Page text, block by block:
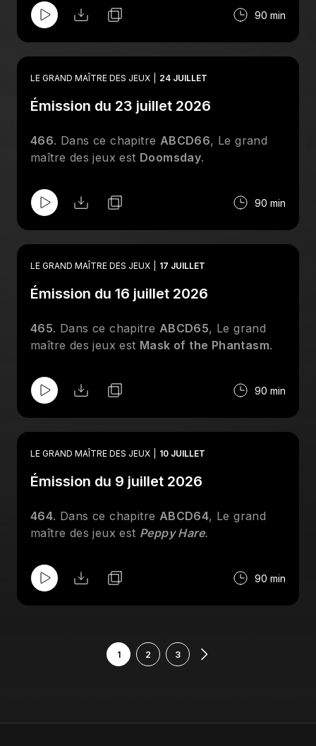
90 min
LE GRAND MAÎTRE DES JEUX 24 JUILLET
Émission du 23 juillet 2026
466. Dans ce chapitre ABCD66, Le grand
maître des jeux est Doomsday.
90 min
LE GRAND MAÎTRE DES JEUX 17 JUILLET
Émission du 16 juillet 2026
465. Dans ce chapitre ABCD65, Le grand
maître des jeux est Mask of the Phantasm.
90 min
LE GRAND MAÎTRE DES JEUX 10 JUILLET
Émission du 9 juillet 2026
464. Dans ce chapitre ABCD64, Le grand
maître des jeux est Peppy Hare.
90 min
1 2 3